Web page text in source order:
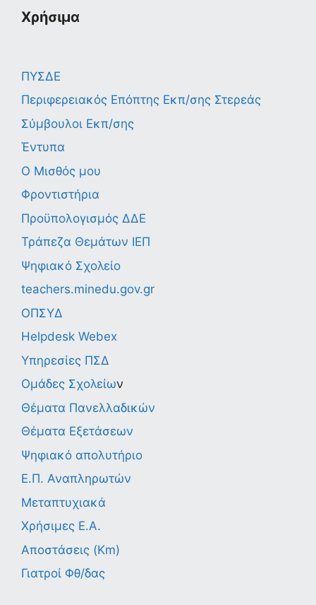
Χρήσιμα
ΠΥΣΔΕ
Περιφερειακός Επόπτης Εκπ/σης Στερεάς
Σύμβουλοι Εκπ/σης
Έντυπα
Ο Μισθός μου
Φροντιστήρια
Προϋπολογισμός ΔΔΕ
Τράπεζα Θεμάτων ΙΕΠ
Ψηφιακό Σχολείο
teachers.minedu.gov.gr
ΟΠΣΥΔ
Helpdesk Webex
Υπηρεσίες ΠΣΔ
Ομάδες Σχολείων
Θέματα Πανελλαδικών
Θέματα Εξετάσεων
Ψηφιακό απολυτήριο
Ε.Π. Αναπληρωτών
Μεταπτυχιακά
Χρήσιμες Ε.Α.
Αποστάσεις (Km)
Γιατροί Φθ/δας